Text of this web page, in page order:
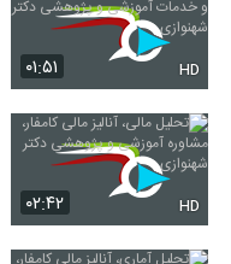
۰۱:۵۱ HD
۰۲:۴۲ HD